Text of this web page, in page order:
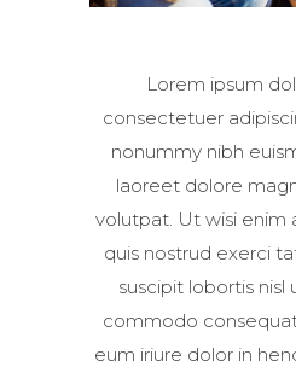
Lorem ipsum
consectetuer
nonummy nibh
laoreet dolore
volutpat. Ut wisi enim
quis nostrud exerci
suscipit lobortis nisl
commodo
eum iriure dolor in